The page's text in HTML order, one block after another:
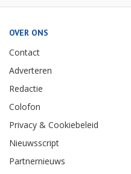
OVER ONS
Contact
Adverteren
Redactie
Colofon
Privacy & Cookiebeleid
Nieuwsscript
Partnernieuws